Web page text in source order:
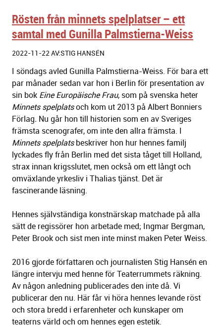
Rösten från minnets spelplatser – ett
samtal med Gunilla Palmstierna-Weiss
2022-11-22 AV:STIG HANSÉN
I söndags avled Gunilla Palmstierna-Weiss. För bara ett
par månader sedan var hon i Berlin för presentation av
sin bok Eine Europäische Frau, som på svenska heter
Minnets spelplatsoch kom ut 2013 på Albert Bonniers
Förlag. Nu går hon till historien som en av Sveriges
främsta scenografer, om inte den allra främsta. I
Minnets spelplatsbeskriver hon hur hennes familj
lyckades fly från Berlin med det sista tåget till Holland,
strax innan krigsslutet, men också om ett långt och
omväxlande yrkesliv i Thalias tjänst. Det är
fascinerande läsning.
Hennes självständiga konstnärskap matchade på alla
sätt de regissörer hon arbetade med; Ingmar Bergman,
Peter Brook och sist men inte minst maken Peter Weiss.
2016 gjorde författaren och journalisten Stig Hansén en
längre intervju med henne för Teaterrummets räkning.
Av någon anledning publicerades den inte då. Vi
publicerar den nu. Här får vi höra hennes levande röst
och stora bredd i erfarenheter och kunskaper om
teaterns värld och om hennes egen estetik.